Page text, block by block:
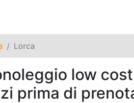
Lorca
low
prima di